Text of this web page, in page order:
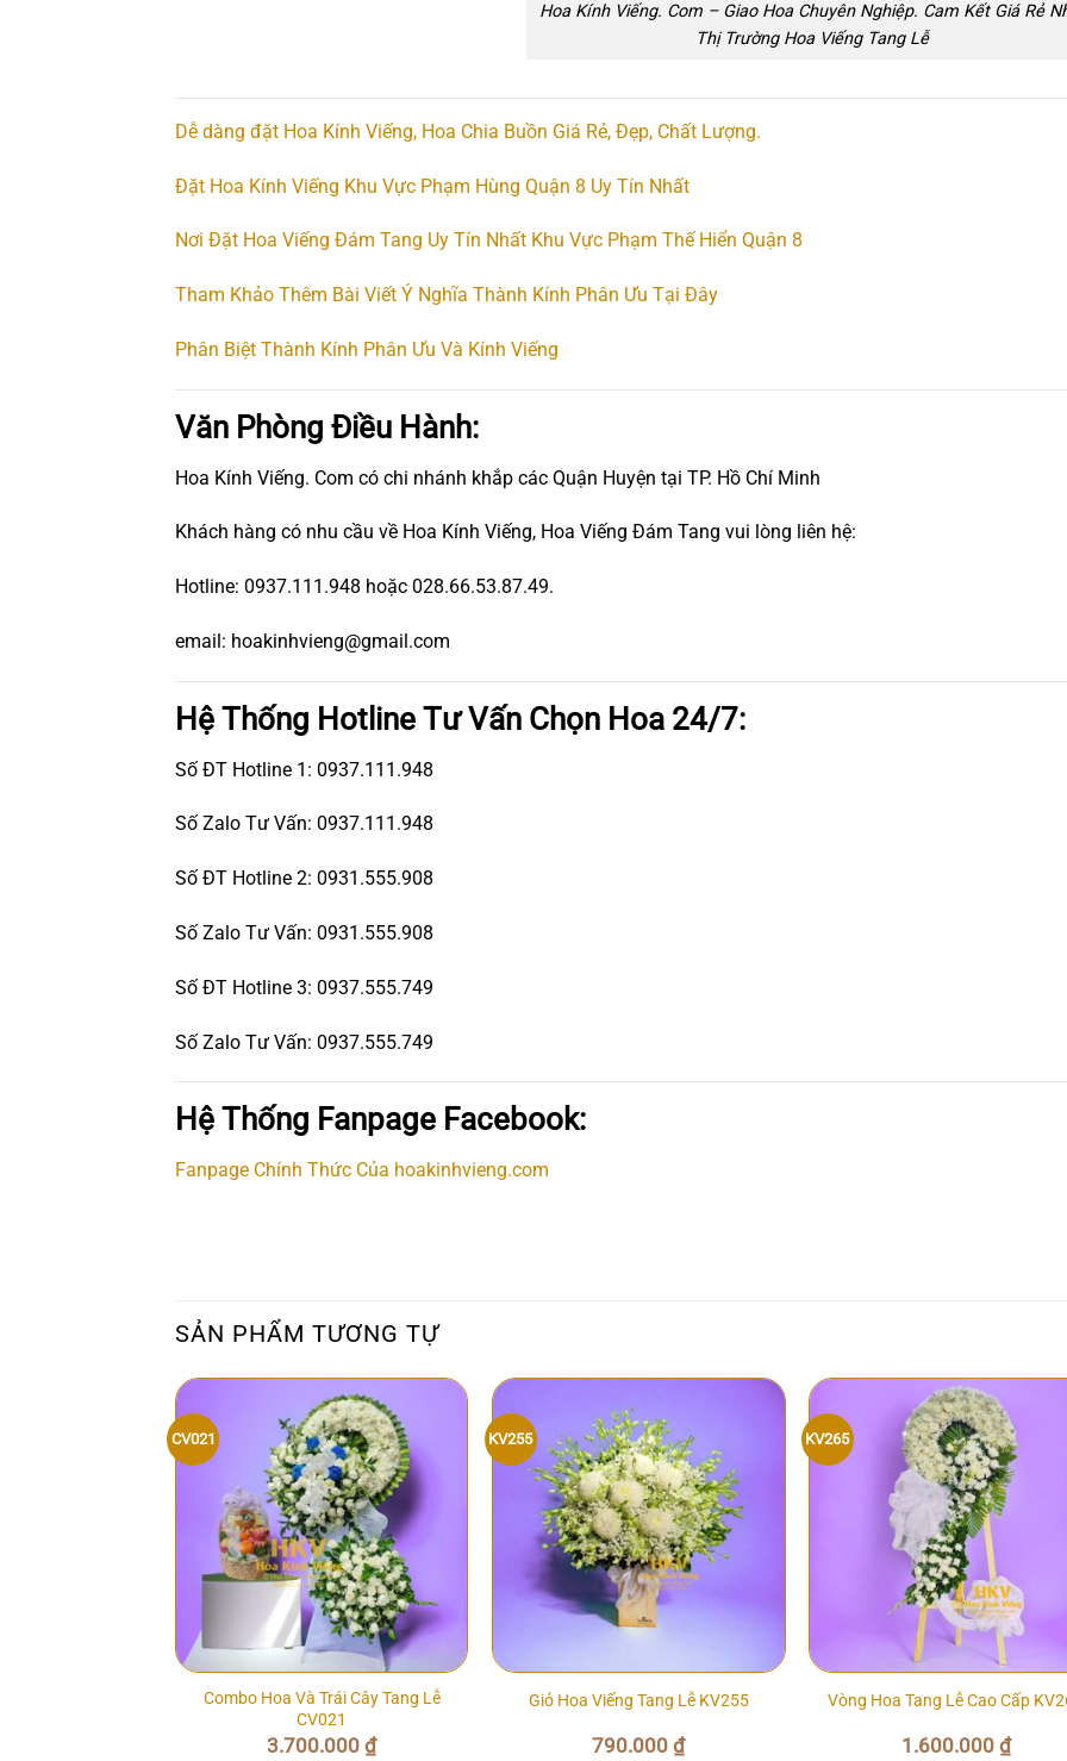
Hoa Kính Viếng. Com – Giao Hoa Chuyên Nghiệp. Cam Kết Giá Rẻ
Thị Trường Hoa Viếng Tang Lễ
Dễ dàng đặt Hoa Kính Viếng, Hoa Chia Buồn Giá Rẻ, Đẹp, Chất Lượng.
Đặt Hoa Kính Viếng Khu Vực Phạm Hùng Quận 8 Uy Tín Nhất
Nơi Đặt Hoa Viếng Đám Tang Uy Tín Nhất Khu Vực Phạm Thế Hiển Quận 8
Tham Khảo Thêm Bài Viết Ý Nghĩa Thành Kính Phân Ưu Tại Đây
Phân Biệt Thành Kính Phân Ưu Và Kính Viếng
Văn Phòng Điều Hành:
Hoa Kính Viếng. Com có chi nhánh khắp các Quận Huyện tại TP. Hồ Chí Minh
Khách hàng có nhu cầu về Hoa Kính Viếng, Hoa Viếng Đám Tang vui lòng liên hệ:
Hotline: 0937.111.948 hoặc 028.66.53.87.49.
email: hoakinhvieng@gmail.com
Hệ Thống Hotline Tư Vấn Chọn Hoa 24/7:
Số ĐT Hotline 1: 0937.111.948
Số Zalo Tư Vấn: 0937.111.948
Số ĐT Hotline 2: 0931.555.908
Số Zalo Tư Vấn: 0931.555.908
Số ĐT Hotline 3: 0937.555.749
Số Zalo Tư Vấn: 0937.555.749
Hệ Thống Fanpage Facebook:
Fanpage Chính Thức Của hoakinhvieng.com
SẢN PHẨM TƯƠNG TỰ
CV021
Combo Hoa Và Trái Cây Tang Lễ
CV021
3.700.000₫
KV255
Giỏ Hoa Viếng Tang Lễ KV255
790.000₫
KV265
Vòng Hoa Tang Lễ Cao Cấp
1.600.000 ₫